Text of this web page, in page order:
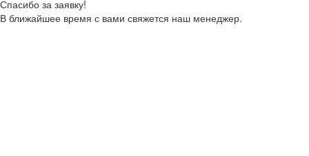
Спасибо за заявку!
В ближайшее время с вами свяжется наш менеджер.